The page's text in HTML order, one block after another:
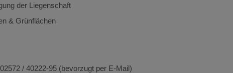
der Liegenschaft
& Grünflächen
/ 40222-95 (bevorzugt per E-Mail)